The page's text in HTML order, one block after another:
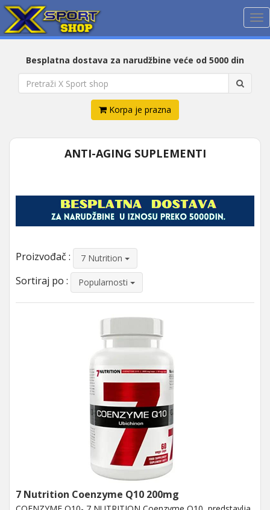
Besplatna dostava za narudžbine veće od 5000 din
Korpa je prazna
ANTI-AGING SUPLEMENTI
Proizvođač : 7 Nutrition
Sortiraj po : Popularnosti
7 Nutrition Coenzyme Q10 200mg